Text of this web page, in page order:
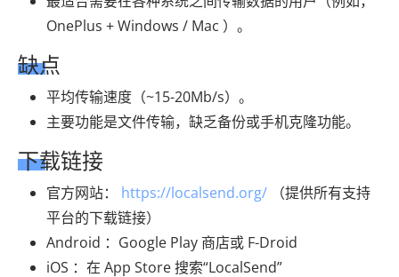
OnePlus + Windows / Mac ）。
缺点
平均传输速度（~15-20Mb/s）。
主要功能是文件传输，缺乏备份或手机克隆功能。
下载链接
官方网站： https://localsend.org/ （提供所有支持
平台的下载链接）
Android ：Google Play 商店或 F-Droid
iOS ：在 App Store 搜索“LocalSend”